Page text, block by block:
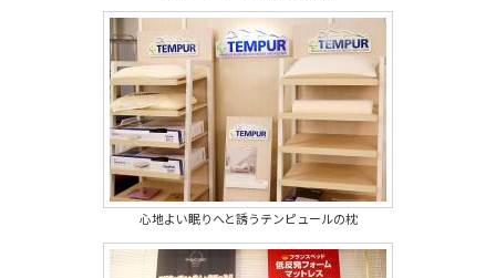
心地よい眠りへと誘うテンピュールの枕